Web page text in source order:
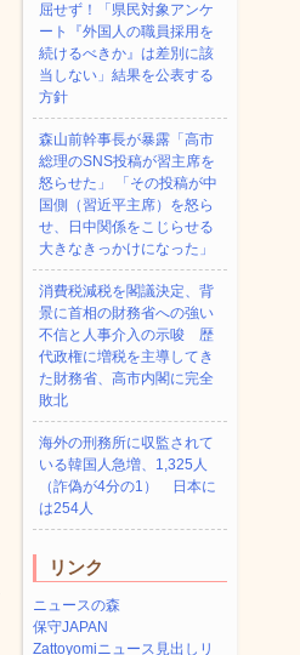
屈せず！「県民対象アンケ
ート『外国人の職員採用を
続けるべきか』は差別に該
当しない」結果を公表する
方針
森山前幹事長が暴露「高市
総理のSNS投稿が習主席を
怒らせた」 「その投稿が中
国側（習近平主席）を怒ら
せ、日中関係をこじらせる
大きなきっかけになった」
消費税減税を閣議決定、背
景に首相の財務省への強い
不信と人事介入の示唆 歴
代政権に増税を主導してき
た財務省、高市内閣に完全
敗北
海外の刑務所に収監されて
いる韓国人急増、1,325人
（詐偽が4分の1） 日本に
は254人
リンク
ニュースの森
保守JAPAN
Zattoyomiニュース見出しリ